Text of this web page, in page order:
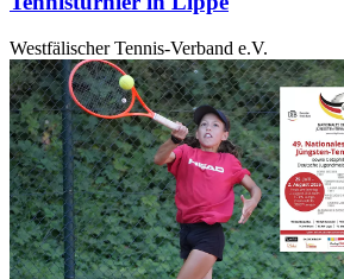
Westfälischer Tennis-Verband e.V.